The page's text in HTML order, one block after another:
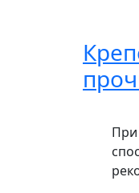
При